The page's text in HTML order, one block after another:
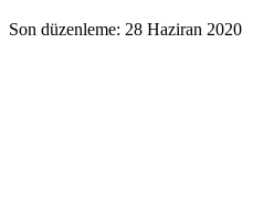
Son düzenleme: 28 Haziran 2020